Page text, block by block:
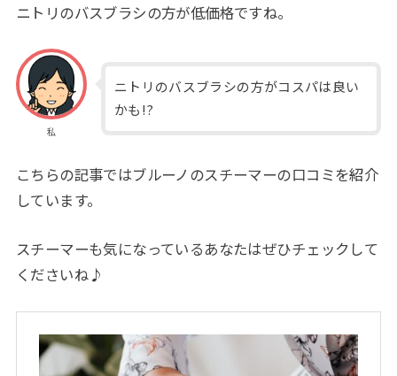
ニトリのバスブラシの方が低価格ですね。
私
ニトリのバスブラシの方がコスパは良い
かも!?
こちらの記事ではブルーノのスチーマーの口コミを紹介
しています。
スチーマーも気になっているあなたはぜひチェックして
くださいね♪